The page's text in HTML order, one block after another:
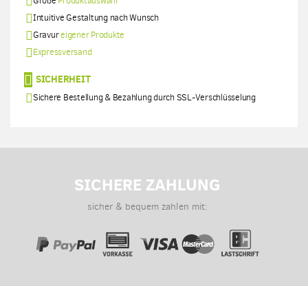
Intuitive Gestaltung nach Wunsch
Gravureigener Produkte
Expressversand
SICHERHEIT
Sichere Bestellung & Bezahlung durch SSL-Verschlüsselung
SICHERE ZAHLUNG
sicher & bequem zahlen mit: